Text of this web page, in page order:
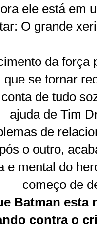
ele está em
O grande
da força
se tornar
de tudo
ajuda de Tim
de
o outro,
e mental do
começo de
Batman
contra o